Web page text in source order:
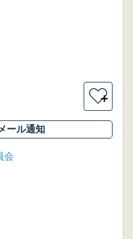
＋
ール通知
会